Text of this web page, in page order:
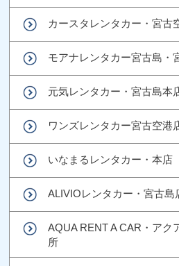
カースタレンタカー・宮古
モアナレンタカー宮古島・
元気レンタカー・宮古島本
ワンズレンタカー宮古空港
いなまるレンタカー・本店
ALIVIOレンタカー・宮古島
AQUA RENT A CAR・アク
所